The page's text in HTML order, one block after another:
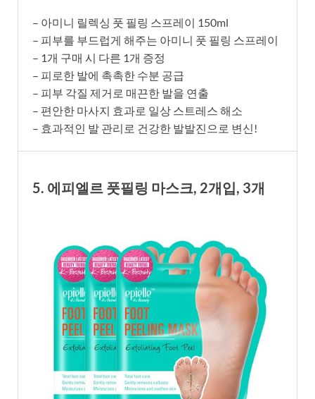
– 아미니 릴렉싱 풋 필링 스프레이 150ml
– 피부를 부드럽게 해주는 아미니 풋 필링 스프레이
– 1개 구매 시 다른 1개 증정
– 피로한 발에 촉촉한 수분 공급
– 피부 각질 제거로 매끈한 발을 연출
– 편안한 마사지 효과로 일상 스트레스 해소
– 효과적인 발 관리로 건강한 발발진으로 변신!
5. 에피엘르 풋필링 마스크, 2개입, 3개